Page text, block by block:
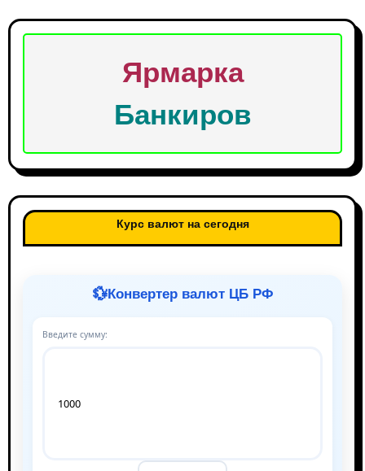
Ярмарка
Банкиров
Курс валют на сегодня
💱Конвертер валют ЦБ РФ
Введите сумму: